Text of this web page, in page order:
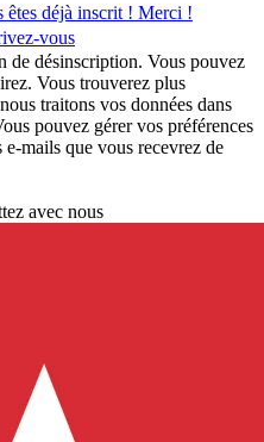
êtes déjà inscrit ! Merci !
vous
de désinscription. Vous pouvez
Vous trouverez plus
traitons vos données dans
pouvez gérer vos préférences
e-mails que vous recevrez de
avec nous